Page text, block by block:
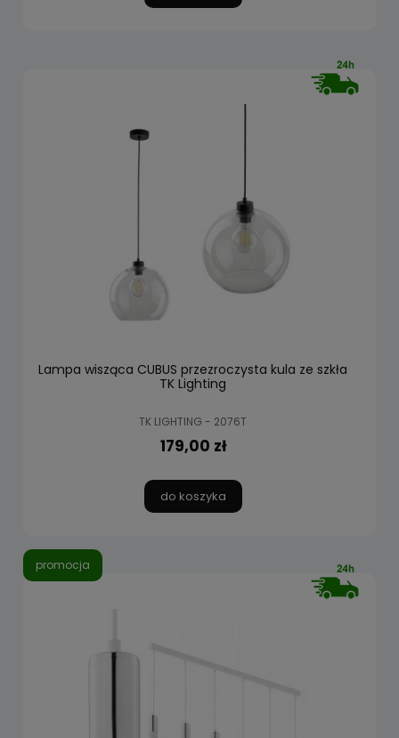
Lampa wisząca CUBUS przezroczysta kula ze szkła
TK Lighting
TK LIGHTING - 2076T
179,00 zł
do koszyka
promocja